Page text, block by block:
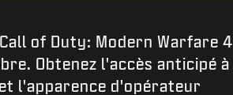
of Duty: Modern Warfare 4
Obtenez l'accès anticipé à
l'apparence d'opérateur